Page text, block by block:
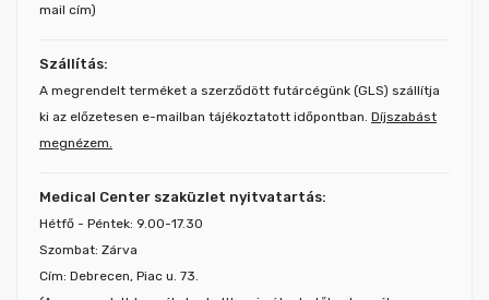
mail cím)
Szállítás:
A megrendelt terméket a szerződött futárcégünk (GLS) szállítja
ki az előzetesen e-mailban tájékoztatott időpontban. Díjszabást
megnézem.
Medical Center szaküzlet nyitvatartás:
Hétfő - Péntek: 9.00-17.30
Szombat: Zárva
Cím: Debrecen, Piac u. 73.